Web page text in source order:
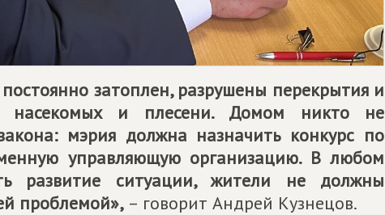
затоплен, разрушены перекрытия и
насекомых и плесени. Домом никто не
мэрия должна назначить конкурс по
управляющую организацию. В любом
развитие ситуации, жители не должны
проблемой», – говорит Андрей Кузнецов.